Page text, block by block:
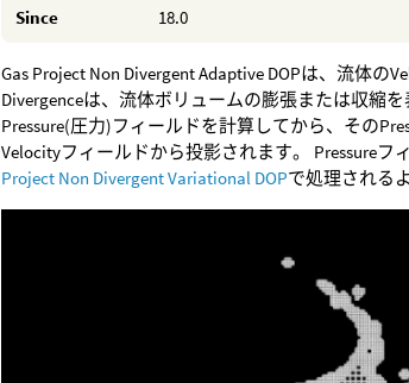
Since 18.0
Gas Project Non Divergent Adaptive DOPは、流体
Divergenceは、流体ボリュームの膨張または収縮
Pressure(圧力)フィールドを計算してから、その
Velocityフィールドから投影されます。 Pressure
Project Non Divergent Variational DOPで処理される